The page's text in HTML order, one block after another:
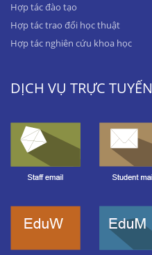
Hợp tác đào tạo
Hợp tác trao đổi học thuật
Hợp tác nghiên cứu khoa học
DỊCH VỤ TRỰC TUYẾN